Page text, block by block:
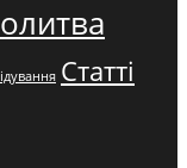
Статті